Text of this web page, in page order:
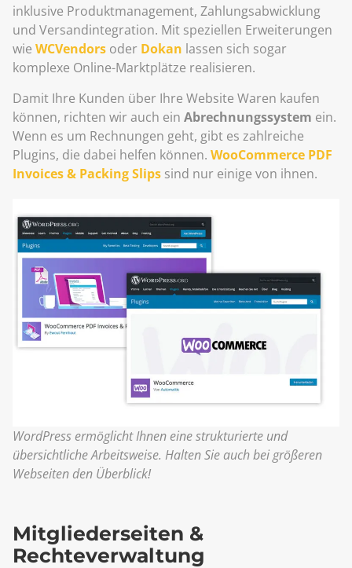
inklusive Produktmanagement, Zahlungsabwicklung
und Versandintegration. Mit speziellen Erweiterungen
wie WCVendors oder Dokan lassen sich sogar
komplexe Online-Marktplätze realisieren.
Damit Ihre Kunden über Ihre Website Waren kaufen
können, richten wir auch ein Abrechnungssystem ein.
Wenn es um Rechnungen geht, gibt es zahlreiche
Plugins, die dabei helfen können. WooCommerce PDF
Invoices & Packing Slips sind nur einige von ihnen.
WordPress ermöglicht Ihnen eine strukturierte und
übersichtliche Arbeitsweise. Halten Sie auch bei größeren
Webseiten den Überblick!
Mitgliederseiten &
Rechteverwaltung